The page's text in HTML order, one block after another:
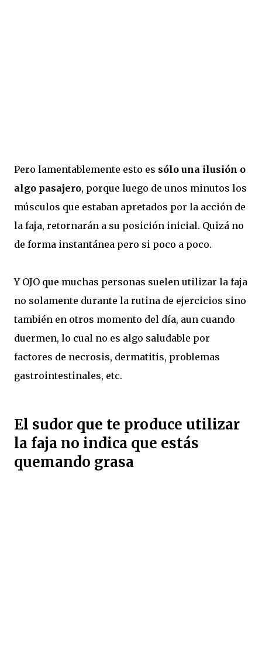
Pero lamentablemente esto es sólo una ilusión o
algo pasajero, porque luego de unos minutos los
músculos que estaban apretados por la acción de
la faja, retornarán a su posición inicial. Quizá no
de forma instantánea pero si poco a poco.
Y OJO que muchas personas suelen utilizar la faja
no solamente durante la rutina de ejercicios sino
también en otros momento del día, aun cuando
duermen, lo cual no es algo saludable por
factores de necrosis, dermatitis, problemas
gastrointestinales, etc.
El sudor que te produce utilizar
la faja no indica que estás
quemando grasa